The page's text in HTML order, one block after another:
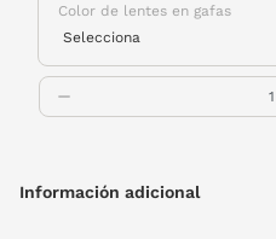
Color de lentes en gafas
Información adicional